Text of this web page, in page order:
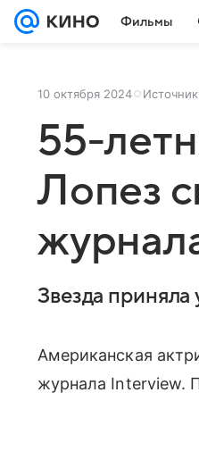
Фильмы
10 октября 2024
55-
Лопез
Звезда приняла
Американская
журнала Interview.